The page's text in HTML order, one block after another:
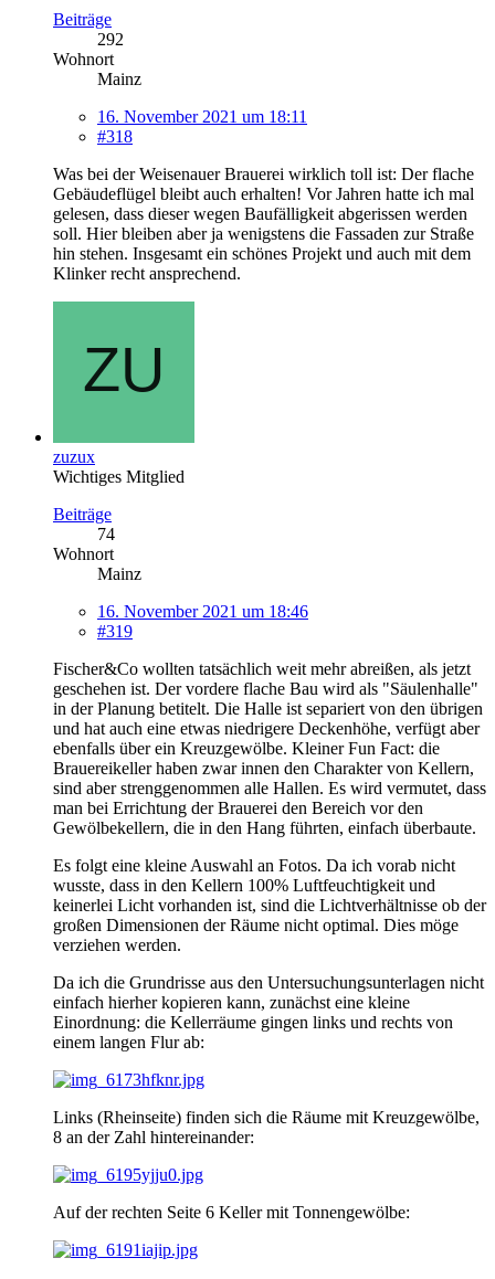
Beiträge
292
Wohnort
Mainz
16. November 2021 um 18:11
#318
Was bei der Weisenauer Brauerei wirklich toll ist: Der flache
Gebäudeflügel bleibt auch erhalten! Vor Jahren hatte ich mal
gelesen, dass dieser wegen Baufälligkeit abgerissen werden
soll. Hier bleiben aber ja wenigstens die Fassaden zur Straße
hin stehen. Insgesamt ein schönes Projekt und auch mit dem
Klinker recht ansprechend.
zuzux
Wichtiges Mitglied
Beiträge
74
Wohnort
Mainz
16. November 2021 um 18:46
#319
Fischer&Co wollten tatsächlich weit mehr abreißen, als jetzt
geschehen ist. Der vordere flache Bau wird als "Säulenhalle"
in der Planung betitelt. Die Halle ist separiert von den übrigen
und hat auch eine etwas niedrigere Deckenhöhe, verfügt aber
ebenfalls über ein Kreuzgewölbe. Kleiner Fun Fact: die
Brauereikeller haben zwar innen den Charakter von Kellern,
sind aber strenggenommen alle Hallen. Es wird vermutet, dass
man bei Errichtung der Brauerei den Bereich vor den
Gewölbekellern, die in den Hang führten, einfach überbaute.
Es folgt eine kleine Auswahl an Fotos. Da ich vorab nicht
wusste, dass in den Kellern 100% Luftfeuchtigkeit und
keinerlei Licht vorhanden ist, sind die Lichtverhältnisse ob der
großen Dimensionen der Räume nicht optimal. Dies möge
verziehen werden.
Da ich die Grundrisse aus den Untersuchungsunterlagen nicht
einfach hierher kopieren kann, zunächst eine kleine
Einordnung: die Kellerräume gingen links und rechts von
einem langen Flur ab:
Links (Rheinseite) finden sich die Räume mit Kreuzgewölbe,
8 an der Zahl hintereinander:
Auf der rechten Seite 6 Keller mit Tonnengewölbe: